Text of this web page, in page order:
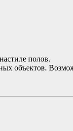
полов.
объектов.